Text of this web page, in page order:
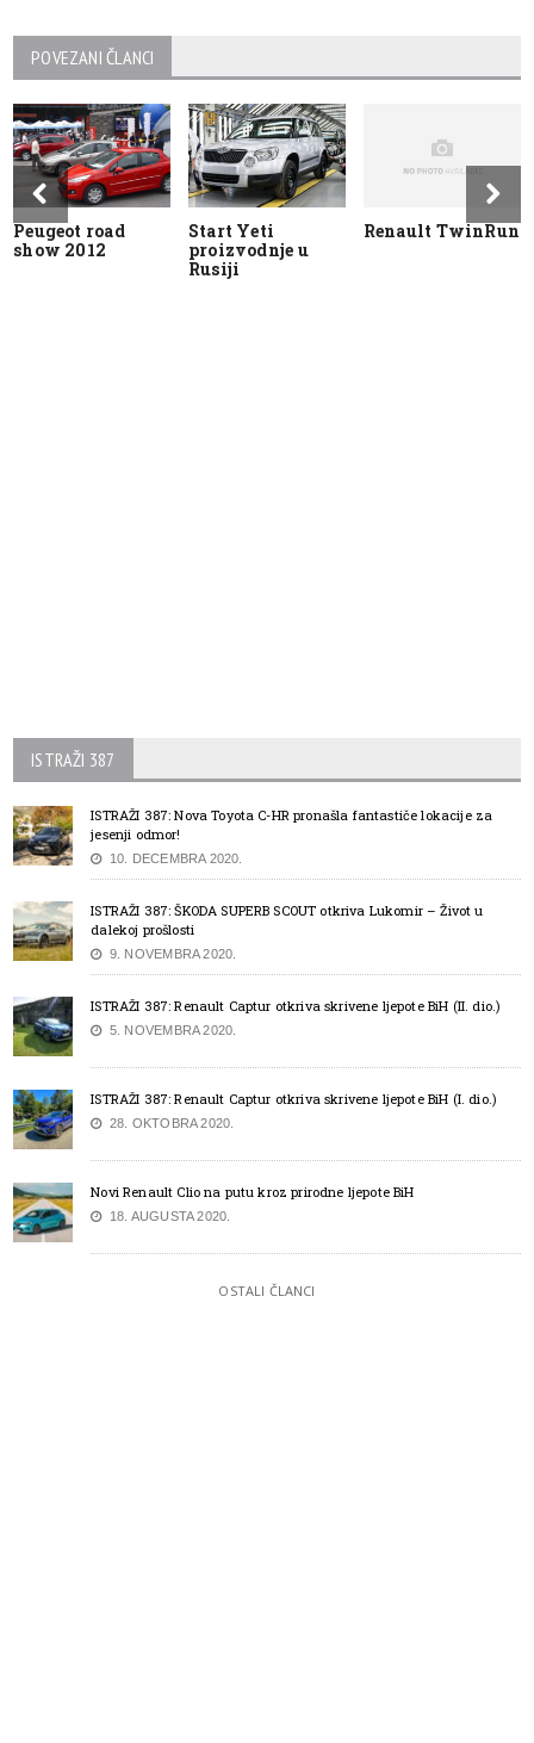
POVEZANI ČLANCI
Peugeot road
show 2012
Start Yeti
proizvodnje u
Rusiji
Renault TwinRun
ISTRAŽI 387
ISTRAŽI 387: Nova Toyota C-HR pronašla fantastiče lokacije za
jesenji odmor!
10. DECEMBRA 2020.
ISTRAŽI 387: ŠKODA SUPERB SCOUT otkriva Lukomir – Život u
dalekoj prošlosti
9. NOVEMBRA 2020.
ISTRAŽI 387: Renault Captur otkriva skrivene ljepote BiH (II. dio.)
5. NOVEMBRA 2020.
ISTRAŽI 387: Renault Captur otkriva skrivene ljepote BiH (I. dio.)
28. OKTOBRA 2020.
Novi Renault Clio na putu kroz prirodne ljepote BiH
18. AUGUSTA 2020.
OSTALI ČLANCI